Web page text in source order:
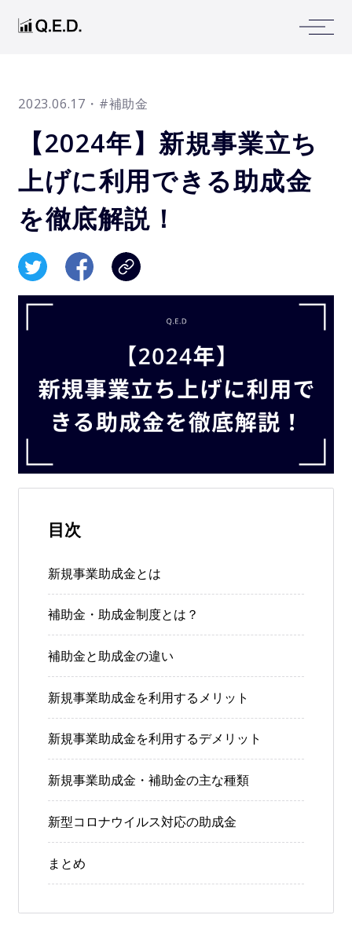
2023.06.17 ・#補助金
【2024年】新規事業立ち
上げに利用できる助成金
を徹底解説！
目次
新規事業助成金とは
補助金・助成金制度とは？
補助金と助成金の違い
新規事業助成金を利用するメリット
新規事業助成金を利用するデメリット
新規事業助成金・補助金の主な種類
新型コロナウイルス対応の助成金
まとめ